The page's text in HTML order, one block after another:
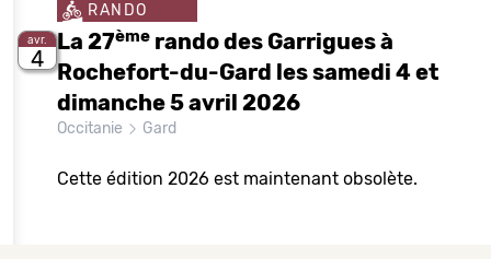
avr.
4
RANDO
La 27ème rando des Garrigues à
Rochefort-du-Gard les samedi 4 et
dimanche 5 avril 2026
Occitanie Gard
Cette édition 2026 est maintenant obsolète.